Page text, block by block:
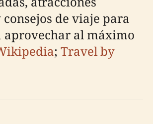
consejos de viaje para
aprovechar al máximo
; Travel by